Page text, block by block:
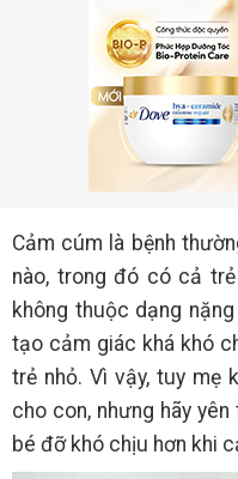
Cảm cúm là bệnh
nào, trong đó có cả
không thuộc dạng
tạo cảm giác khá khó
trẻ nhỏ. Vì vậy, tuy mẹ
cho con, nhưng hãy
bé đỡ khó chịu hơn khi